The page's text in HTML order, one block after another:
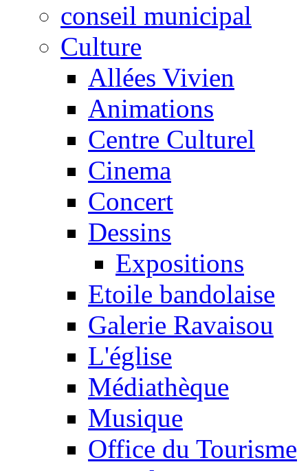
conseil municipal
Culture
Allées Vivien
Animations
Centre Culturel
Cinema
Concert
Dessins
Expositions
Etoile bandolaise
Galerie Ravaisou
L'église
Médiathèque
Musique
Office du Tourisme